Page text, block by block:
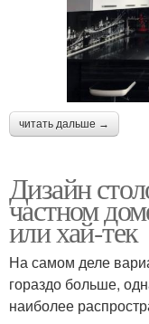
читать дальше →
Дизайн
частном
или хай-тек
На самом деле
гораздо больше,
наиболее